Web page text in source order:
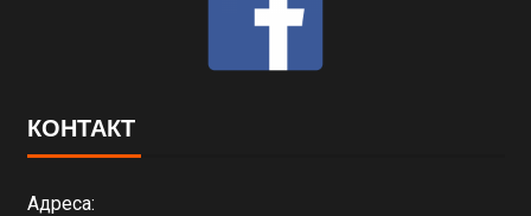
КОНТАКТ
Адреса: